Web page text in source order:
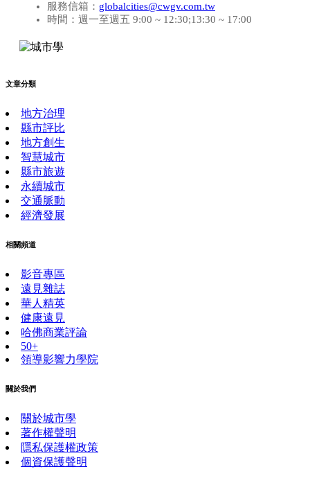
服務信箱： globalcities@cwgv.com.tw
時間：週一至週五 9:00 ~ 12:30;13:30 ~ 17:00
文章分類
地方治理
縣市評比
地方創生
智慧城市
縣市旅遊
永續城市
交通脈動
經濟發展
相關頻道
影音專區
遠見雜誌
華人精英
健康遠見
哈佛商業評論
50+
領導影響力學院
關於我們
關於城市學
著作權聲明
隱私保護權政策
個資保護聲明